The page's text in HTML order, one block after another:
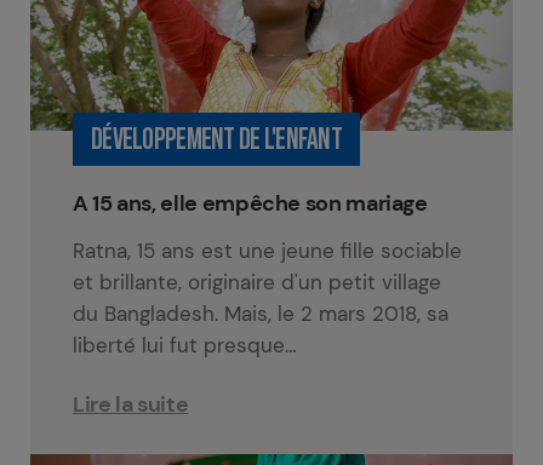
DÉVELOPPEMENT DE L'ENFANT
A 15 ans, elle empêche son mariage
Ratna, 15 ans est une jeune fille sociable
et brillante, originaire d'un petit village
du Bangladesh. Mais, le 2 mars 2018, sa
liberté lui fut presque…
Lire la suite